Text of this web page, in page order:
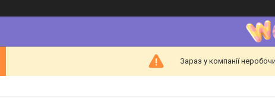
Зараз у компанії